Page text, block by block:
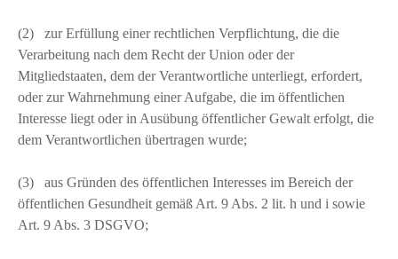
(2) zur Erfüllung einer rechtlichen Verpflichtung, die die
Verarbeitung nach dem Recht der Union oder der
Mitgliedstaaten, dem der Verantwortliche unterliegt, erfordert,
oder zur Wahrnehmung einer Aufgabe, die im öffentlichen
Interesse liegt oder in Ausübung öffentlicher Gewalt erfolgt, die
dem Verantwortlichen übertragen wurde;
(3) aus Gründen des öffentlichen Interesses im Bereich der
öffentlichen Gesundheit gemäß Art. 9 Abs. 2 lit. h und i sowie
Art. 9 Abs. 3 DSGVO;